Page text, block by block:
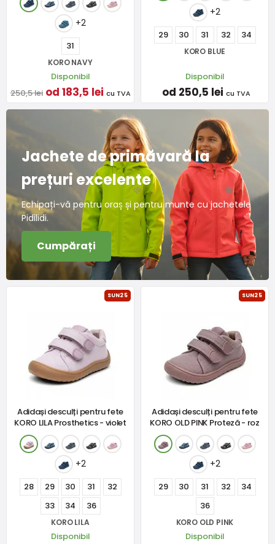
+2
31
KORO NAVY
Disponibil
250,5 lei od 183,5 lei cu TVA
+2
29 30 31 32 34
KORO BLUE
Disponibil
od 250,5 lei cu TVA
Jachete de primăvară la
prețuri excelente
Echipați-vă pentru oraș și pentru munte cu jachetele
Pidilidi.
Cumpărați
SUN25
Adidași desculți pentru fete
KORO LILA Prosthetics - violet
+2
28 29 30 31
32
33
34 36
KORO LILA
Disponibil
SUN25
Adidași desculți pentru fete
KORO OLD PINK Proteză - roz
+2
29 30 31 32
34
36
KORO OLD PINK
Disponibil